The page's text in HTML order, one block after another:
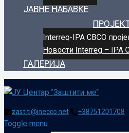
ЈАВНЕ НАБАВКЕ
Interreg-IPA CBCО
Новости Interreg – IPA
ГАЛЕРИЈА
zastiti@inecco.net +38751201708
Toggle menu